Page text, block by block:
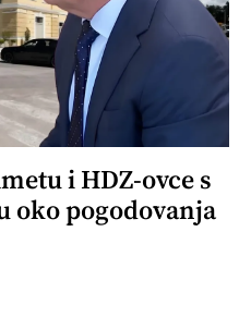
i HDZ-ovce s
oko pogodovanja